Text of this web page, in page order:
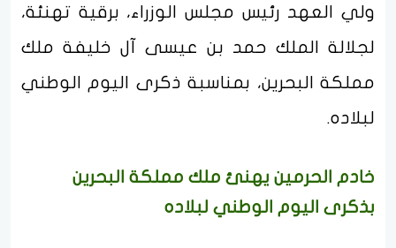
ولي العهد رئيس مجلس الوزراء، برقية تهنئة،
لجلالة الملك حمد بن عيسى آل خليفة ملك
مملكة البحرين، بمناسبة ذكرى اليوم الوطني
لبلاده.
خادم الحرمين يهنئ ملك مملكة البحرين
بذكرى اليوم الوطني لبلاده